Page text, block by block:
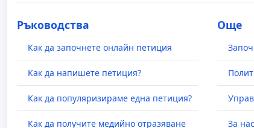
Ръководства
Как да започнете онлайн петиция
Как да напишете петиция?
Как да популяризираме една петиция?
Как да получите медийно отразяване
Още
За нас